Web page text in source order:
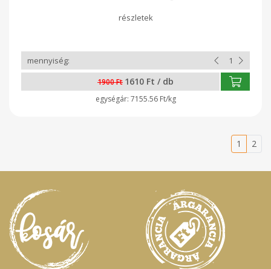
smoothie feltétként, de önmagában is fogyasztható. ENERGIA
KJ1663. Kcal: 401,3 ZSÍR:16,8, TELÍTETT ZSÍR:
Nyíregyháza GLUTÉNMENTES ZABFELDOLGOZÓ ÜZEM
1900 Ft 1610 Ft / db
7155.56 Ft/kg
1 2